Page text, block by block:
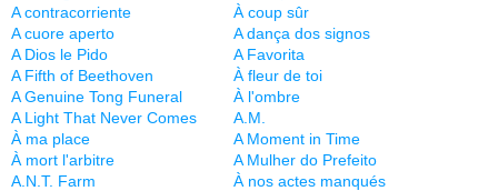
A contracorriente
À coup sûr
A cuore aperto
A dança dos signos
A Dios le Pido
A Favorita
A Fifth of Beethoven
À fleur de toi
A Genuine Tong Funeral
À l'ombre
A Light That Never Comes
A.M.
À ma place
A Moment in Time
À mort l'arbitre
A Mulher do Prefeito
A.N.T. Farm
À nos actes manqués